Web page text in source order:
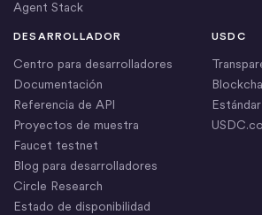
Agent Stack
DESARROLLADOR
Centro para desarrolladores
Documentación
Referencia de API
Proyectos de muestra
Faucet testnet
Blog para desarrolladores
Circle Research
Estado de disponibilidad
USDC